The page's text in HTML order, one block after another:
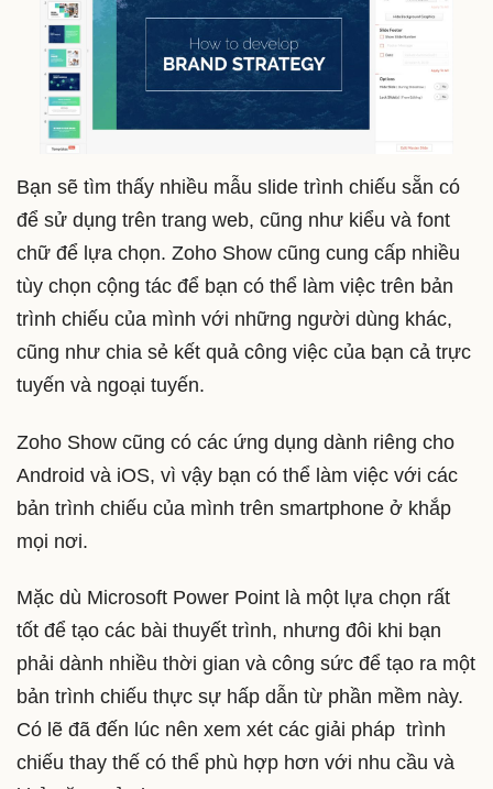
Bạn sẽ tìm thấy nhiều mẫu slide trình chiếu sẵn có
để sử dụng trên trang web, cũng như kiểu và font
chữ để lựa chọn. Zoho Show cũng cung cấp nhiều
tùy chọn cộng tác để bạn có thể làm việc trên bản
trình chiếu của mình với những người dùng khác,
cũng như chia sẻ kết quả công việc của bạn cả trực
tuyến và ngoại tuyến.
Zoho Show cũng có các ứng dụng dành riêng cho
Android và iOS, vì vậy bạn có thể làm việc với các
bản trình chiếu của mình trên smartphone ở khắp
mọi nơi.
Mặc dù Microsoft Power Point là một lựa chọn rất
tốt để tạo các bài thuyết trình, nhưng đôi khi bạn
phải dành nhiều thời gian và công sức để tạo ra một
bản trình chiếu thực sự hấp dẫn từ phần mềm này.
Có lẽ đã đến lúc nên xem xét các giải pháp trình
chiếu thay thế có thể phù hợp hơn với nhu cầu và